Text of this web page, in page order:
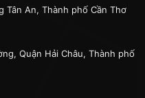
Tân An, Thành phố Cần Thơ
Quận Hải Châu, Thành phố